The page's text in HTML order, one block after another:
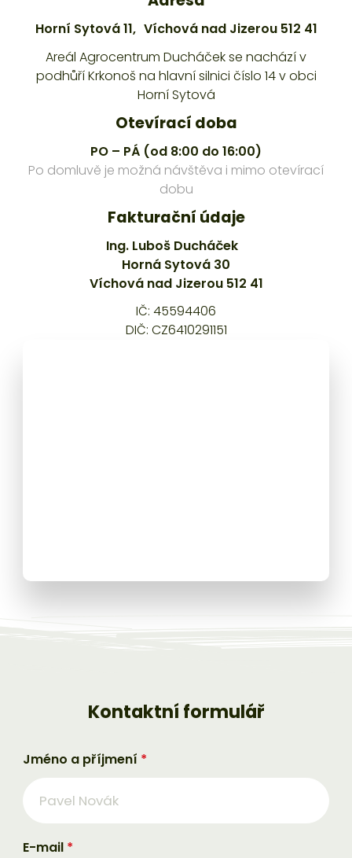
Horní Sytová 11, Víchová nad Jizerou 512 41
Areál Agrocentrum Ducháček se nachází v
podhůří Krkonoš na hlavní silnici číslo 14 v obci
Horní Sytová
Otevírací doba
PO – PÁ (od 8:00 do 16:00)
Po domluvě je možná návštěva i mimo otevírací
dobu
Fakturační údaje
Ing. Luboš Ducháček
Horná Sytová 30
Víchová nad Jizerou 512 41
IČ: 45594406
DIČ: CZ6410291151
Kontaktní formulář
Jméno a příjmení *
E-mail *